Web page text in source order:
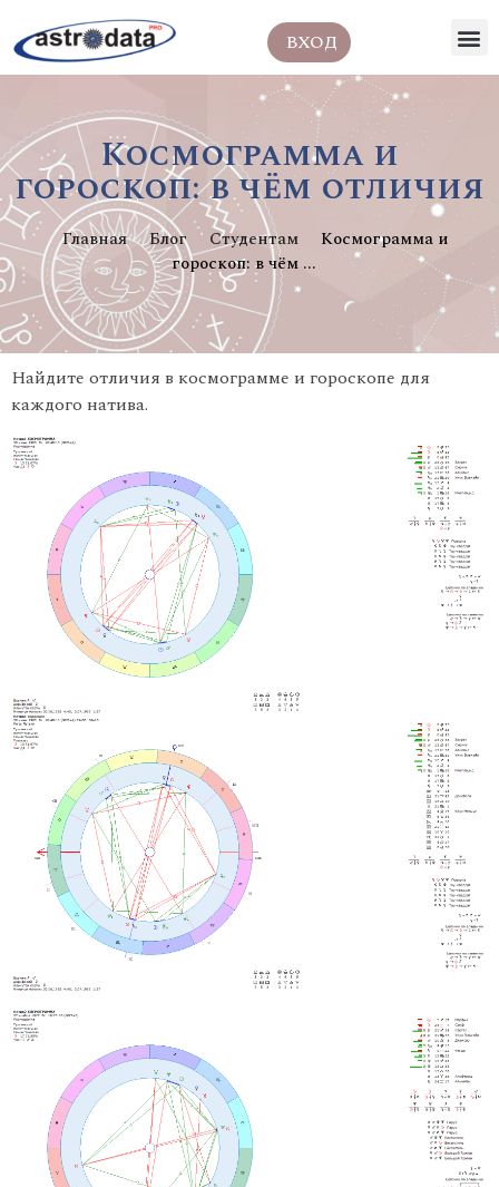
ВХОД
Космограмма и
гороскоп: в чём отличия
Главная Блог Студентам
Космограмма и
гороскоп: в чём ...
Найдите отличия в космограмме и гороскопе для
каждого натива.